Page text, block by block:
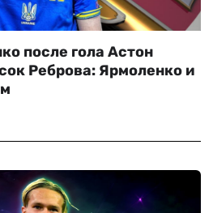
после гола Астон
Реброва: Ярмоленко и